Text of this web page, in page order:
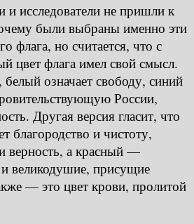
и исследователи не пришли к
были выбраны именно эти
флага, но считается, что с
цвет флага имел свой смысл.
означает свободу, синий
России,
Другая версия гласит, что
благородство и чистоту,
верность, а красный —
великодушие, присущие
— это цвет крови, пролитой